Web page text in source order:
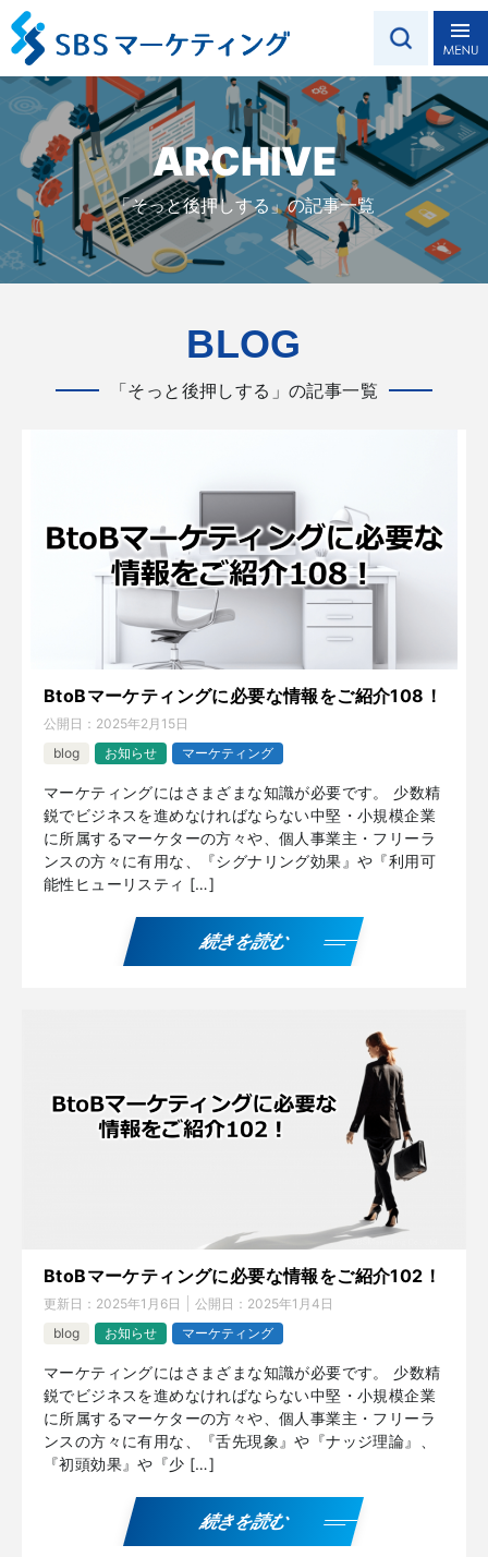
ARCHIVE
「そっと後押しする」の記事一覧
BLOG
「そっと後押しする」の記事一覧
BtoBマーケティングに必要な情報をご紹介108！
公開日： 2025年2月15日
blog
お知らせ マーケティング
マーケティングにはさまざまな知識が必要です。 少数精
鋭でビジネスを進めなければならない中堅・小規模企業
に所属するマーケターの方々や、個人事業主・フリーラ
ンスの方々に有用な、『シグナリング効果』や『利用可
能性ヒューリスティ […]
続きを読む
BtoBマーケティングに必要な情報をご紹介102！
更新日： 2025年1月6日 公開日： 2025年1月4日
blog
お知らせ マーケティング
マーケティングにはさまざまな知識が必要です。 少数精
鋭でビジネスを進めなければならない中堅・小規模企業
に所属するマーケターの方々や、個人事業主・フリーラ
ンスの方々に有用な、『舌先現象』や『ナッジ理論』、
『初頭効果』や『少 […]
続きを読む